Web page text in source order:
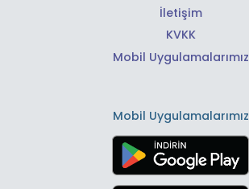
İletişim
KVKK
Mobil Uygulamalarımız
Mobil Uygulamalarımız